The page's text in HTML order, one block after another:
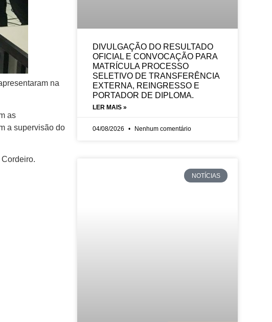
na
as
a supervisão do
DIVULGAÇÃO DO RESULTADO
OFICIAL E CONVOCAÇÃO PARA
MATRÍCULA PROCESSO
SELETIVO DE TRANSFERÊNCIA
EXTERNA, REINGRESSO E
PORTADOR DE DIPLOMA.
LER MAIS »
04/08/2026 Nenhum comentário
NOTÍCIAS